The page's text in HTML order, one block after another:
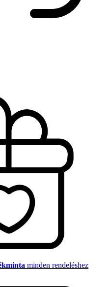
minden rendeléshez